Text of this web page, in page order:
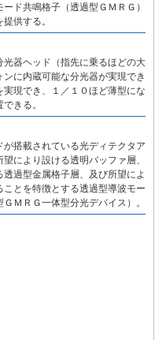
ド共鳴格子（透過型ＧＭＲＧ）
供する。
器ヘッド（指先に乗るほどの大
に内蔵可能な分光器が実現でき
現でき、１／１０ほど薄型にな
きる。
搭載されている光ディテクタア
により設ける透明バッファ層、
過型金属格子層、及び所望によ
とを特徴とする透過型導波モー
ＭＲＧ一体型分光デバイス）。